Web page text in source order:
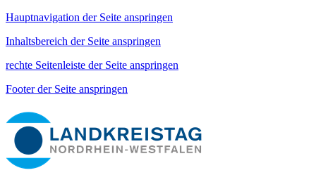
Hauptnavigation der Seite anspringen
Inhaltsbereich der Seite anspringen
rechte Seitenleiste der Seite anspringen
Footer der Seite anspringen